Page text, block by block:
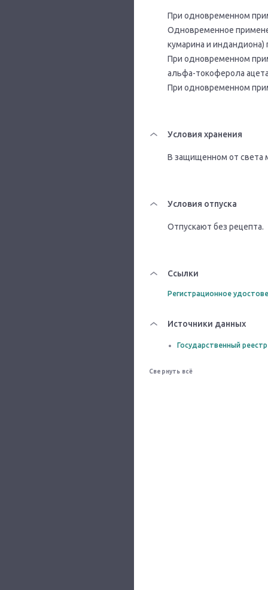
При одновременном
Одновременное
кумарина и
При одновременном
альфа-токоферола
При одновременном
Условия хранения
В защищенном от света
Условия отпуска
Отпускают без рецепта.
Ссылки
Регистрационное
Источники данных
Государственный
Свернуть всё